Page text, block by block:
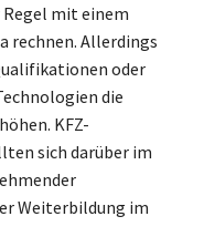
mit einem
rechnen. Allerdings
oder
die
KFZ-
sich darüber im
Weiterbildung im